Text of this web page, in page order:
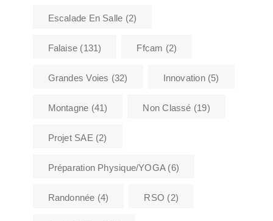
Escalade En Salle (2)
Falaise (131) Ffcam (2)
Grandes Voies (32) Innovation(5)
Montagne (41) Non Classé (19)
Projet SAE (2)
Préparation Physique/YOGA(6)
Randonnée (4) RSO (2)